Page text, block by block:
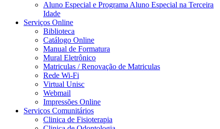
Aluno Especial e Programa Aluno Especial na Terceira
Idade
Serviços Online
Biblioteca
Catálogo Online
Manual de Formatura
Mural Eletrônico
Matriculas / Renovação de Matriculas
Rede Wi-Fi
Virtual Unisc
Webmail
Impressões Online
Serviços Comunitários
Clinica de Fisioterapia